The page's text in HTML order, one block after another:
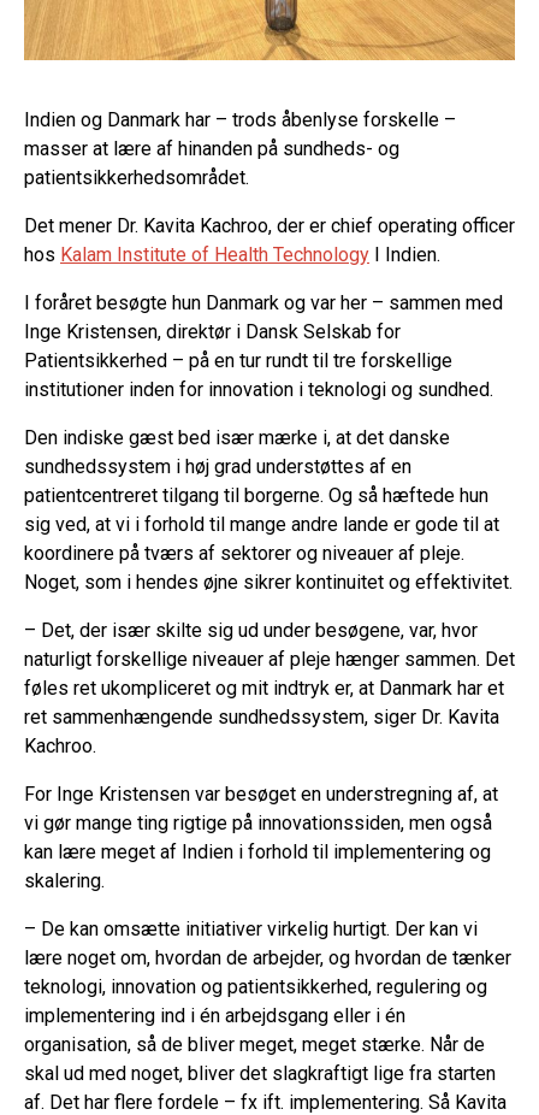
Indien og Danmark har – trods åbenlyse forskelle –
masser at lære af hinanden på sundheds- og
patientsikkerhedsområdet.
Det mener Dr. Kavita Kachroo, der er chief operating officer
hos Kalam Institute of Health Technology I Indien.
I foråret besøgte hun Danmark og var her – sammen med
Inge Kristensen, direktør i Dansk Selskab for
Patientsikkerhed – på en tur rundt til tre forskellige
institutioner inden for innovation i teknologi og sundhed.
Den indiske gæst bed især mærke i, at det danske
sundhedssystem i høj grad understøttes af en
patientcentreret tilgang til borgerne. Og så hæftede hun
sig ved, at vi i forhold til mange andre lande er gode til at
koordinere på tværs af sektorer og niveauer af pleje.
Noget, som i hendes øjne sikrer kontinuitet og effektivitet.
– Det, der især skilte sig ud under besøgene, var, hvor
naturligt forskellige niveauer af pleje hænger sammen. Det
føles ret ukompliceret og mit indtryk er, at Danmark har et
ret sammenhængende sundhedssystem, siger Dr. Kavita
Kachroo.
For Inge Kristensen var besøget en understregning af, at
vi gør mange ting rigtige på innovationssiden, men også
kan lære meget af Indien i forhold til implementering og
skalering.
– De kan omsætte initiativer virkelig hurtigt. Der kan vi
lære noget om, hvordan de arbejder, og hvordan de tænker
teknologi, innovation og patientsikkerhed, regulering og
implementering ind i én arbejdsgang eller i én
organisation, så de bliver meget, meget stærke. Når de
skal ud med noget, bliver det slagkraftigt lige fra starten
af. Det har flere fordele – fx ift. implementering. Så Kavita